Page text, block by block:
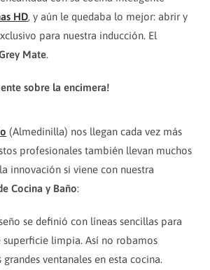
HD, y aún le quedaba lo mejor: abrir y
para nuestra inducción. El
Mate.
sobre la encimera!
(Almedinilla) nos llegan cada vez más
profesionales también llevan muchos
innovación si viene con nuestra
Cocina y Baño:
se definió con líneas sencillas para
limpia. Así no robamos
ventanales en esta cocina.